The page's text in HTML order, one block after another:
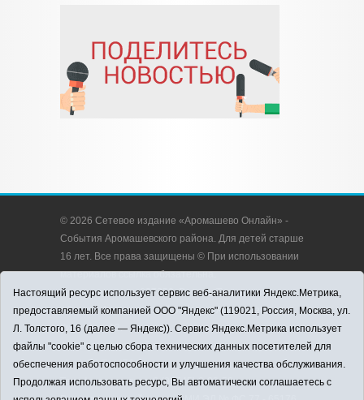
© 2026 Сетевое издание «Аромашево Онлайн» -
События Аромашевского района. Для детей старше
16 лет. Все права защищены © При использовании
материалов ссылка обязательна.
Адрес редакции: 627350, Россия, Тюменская
область, Аромашевский район, с. Аромашево, ул.
Кирова, д. 13.
Адрес электронной почты редакции:
strudu72@obl72.ru
Телефон редакции: 8 (34545) 2-30-58
Настоящий ресурс использует сервис веб-аналитики Яндекс.Метрика,
предоставляемый компанией ООО "Яндекс" (119021, Россия, Москва, ул.
Л. Толстого, 16 (далее — Яндекс)). Сервис Яндекс.Метрика использует
файлы "cookie" с целью сбора технических данных посетителей для
обеспечения работоспособности и улучшения качества обслуживания.
Продолжая использовать ресурс, Вы автоматически соглашаетесь с